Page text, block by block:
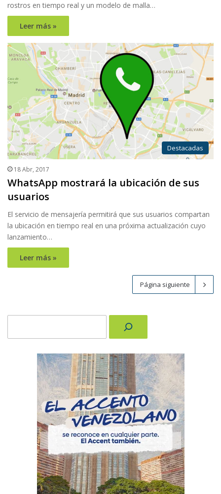
rostros en tiempo real y un modelo de malla…
Leer más »
Destacadas
18 Abr, 2017
WhatsApp mostrará la ubicación de sus
usuarios
El servicio de mensajería permitirá que sus usuarios compartan
la ubicación en tiempo real en una próxima actualización cuyo
lanzamiento…
Leer más »
Página siguiente